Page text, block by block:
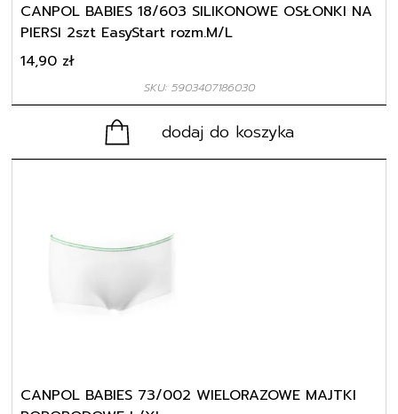
CANPOL BABIES 18/603 SILIKONOWE OSŁONKI NA
PIERSI 2szt EasyStart rozm.M/L
SKU: 5903407186030
14,90 zł
dodaj do koszyka
CANPOL BABIES 73/002 WIELORAZOWE MAJTKI